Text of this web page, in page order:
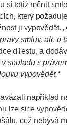
si totiž měnit
který
ji vypovědět.
smluv, ale o
dTestu, a
souladu s
vypovědět.“
například
lze sice
což nebývá